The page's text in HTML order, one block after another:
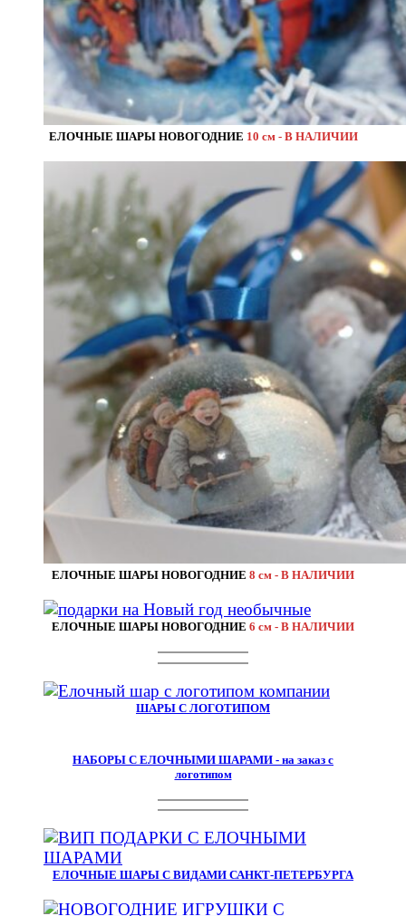
ЕЛОЧНЫЕ ШАРЫ НОВОГОДНИЕ 10 см - В НАЛИЧИИ
ЕЛОЧНЫЕ ШАРЫ НОВОГОДНИЕ 8 см - В НАЛИЧИИ
ЕЛОЧНЫЕ ШАРЫ НОВОГОДНИЕ 6 см - В НАЛИЧИИ
ШАРЫ С ЛОГОТИПОМ
НАБОРЫ С ЕЛОЧНЫМИ ШАРАМИ - на заказ с
логотипом
ЕЛОЧНЫЕ ШАРЫ С ВИДАМИ САНКТ-ПЕТЕРБУРГА